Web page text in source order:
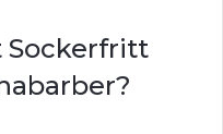
Sockerfritt